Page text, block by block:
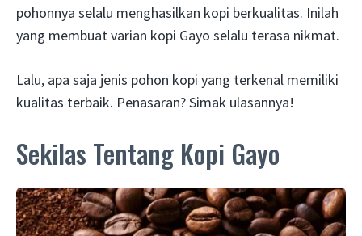
pohonnya selalu menghasilkan kopi berkualitas. Inilah
yang membuat varian kopi Gayo selalu terasa nikmat.
Lalu, apa saja jenis pohon kopi yang terkenal memiliki
kualitas terbaik. Penasaran? Simak ulasannya!
Sekilas Tentang Kopi Gayo